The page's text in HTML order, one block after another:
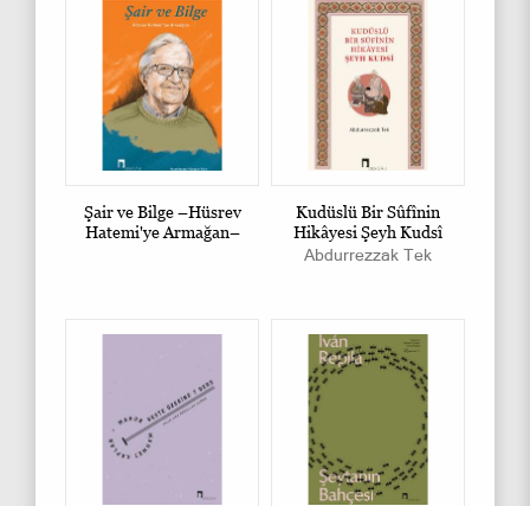
Şair ve Bilge –Hüsrev
Hatemi'ye Armağan–
Kudüslü Bir Sûfînin
Hikâyesi Şeyh Kudsî
Abdurrezzak Tek